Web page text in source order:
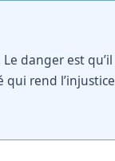
danger est
rend